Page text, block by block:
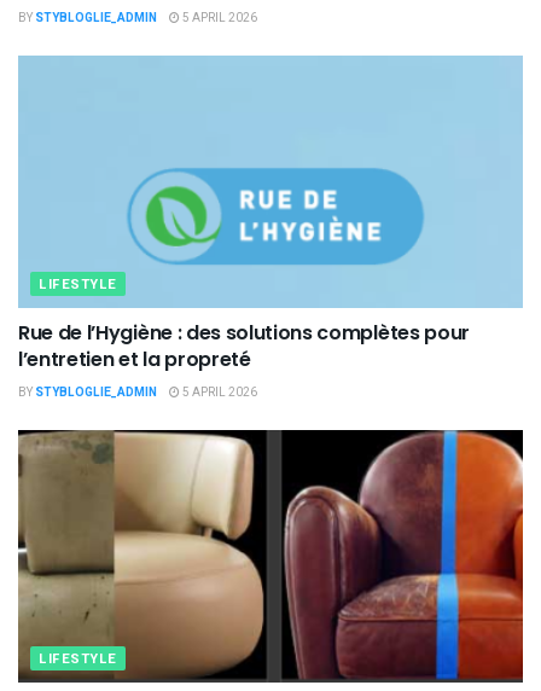
BY STYBLOGLIE_ADMIN 5 APRIL 2026
LIFESTYLE
Rue de l’Hygiène : des solutions complètes pour
l’entretien et la propreté
BY STYBLOGLIE_ADMIN 5 APRIL 2026
LIFESTYLE